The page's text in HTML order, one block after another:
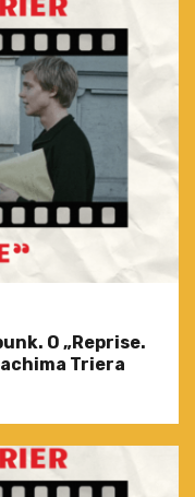
O „Reprise.
Triera